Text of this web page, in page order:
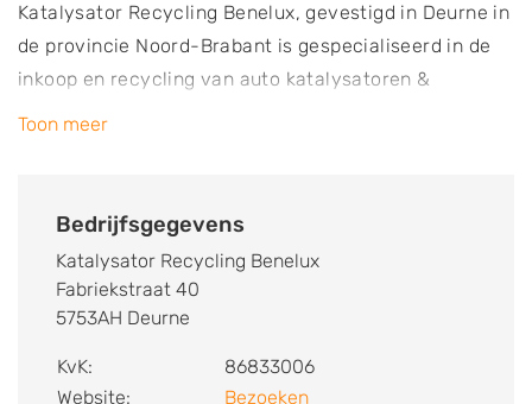
Katalysator Recycling Benelux, gevestigd in Deurne in
de provincie Noord-Brabant is gespecialiseerd in de
inkoop en recycling van auto katalysatoren &
roetfilters.
Toon meer
Bedrijfsgegevens
Katalysator Recycling Benelux
Fabriekstraat 40
5753AH Deurne
KvK:
86833006
Website:
Bezoeken